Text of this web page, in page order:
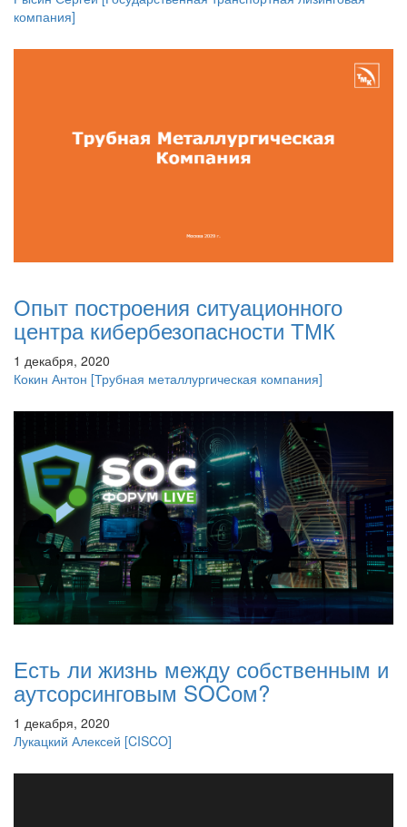
компания]
Опыт построения ситуационного
центра кибербезопасности ТМК
1 декабря, 2020
Кокин Антон [Трубная металлургическая компания]
Есть ли жизнь между собственным и
аутсорсинговым SOCом?
1 декабря, 2020
Лукацкий Алексей [CISCO]